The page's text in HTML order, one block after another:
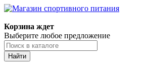
Корзина ждет
Выберите любое предложение
Найти